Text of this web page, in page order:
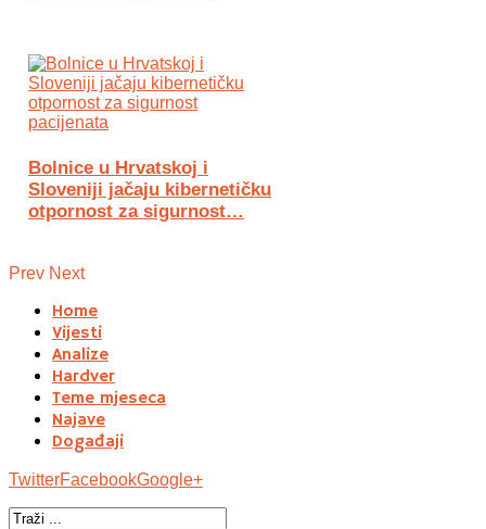
Bolnice u Hrvatskoj i
Sloveniji jačaju kibernetičku
otpornost za sigurnost…
Prev Next
Home
Vijesti
Analize
Hardver
Teme mjeseca
Najave
Događaji
TwitterFacebookGoogle+